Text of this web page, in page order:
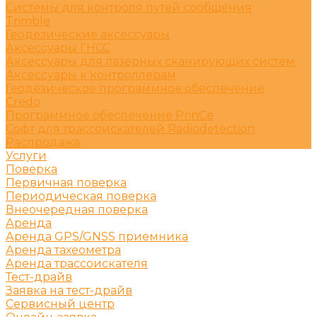
Системы для контроля путей сообщения
Trimble
Геодезические аксессуары
Аксессуары ГНСС
Аксессуары для лазерных сканирующих систем
Аксессуары к контроллерам
Геодезическое программное обеспечение
Credo
Программное обеспечение PrinCe
Софт для трассоискателей Radiodetection
Распродажа
Услуги
Поверка
Первичная поверка
Периодическая поверка
Внеочередная поверка
Аренда
Аренда GPS/GNSS приемника
Аренда тахеометра
Аренда трассоискателя
Тест-драйв
Заявка на тест-драйв
Сервисный центр